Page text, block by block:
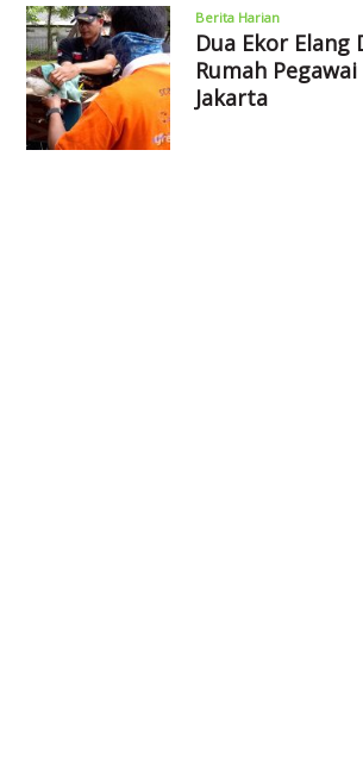
Berita Harian
Dua Ekor Elang
Rumah
Jakarta